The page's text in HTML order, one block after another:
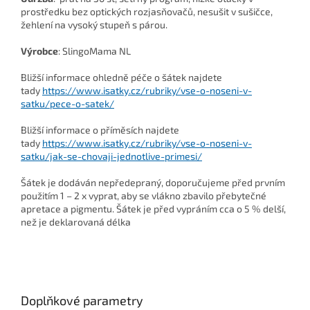
prostředku bez optických rozjasňovačů, nesušit v sušičce,
žehlení na vysoký stupeň s párou.
Výrobce: SlingoMama NL
Bližší informace ohledně péče o šátek najdete
tady https://www.isatky.cz/rubriky/vse-o-noseni-v-
satku/pece-o-satek/
Bližší informace o příměsích najdete
tady https://www.isatky.cz/rubriky/vse-o-noseni-v-
satku/jak-se-chovaji-jednotlive-primesi/
Šátek je dodáván nepředepraný, doporučujeme před prvním
použitím 1 – 2 x vyprat, aby se vlákno zbavilo přebytečné
apretace a pigmentu. Šátek je před vypráním cca o 5 % delší,
než je deklarovaná délka
Doplňkové parametry